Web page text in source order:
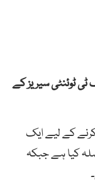
ٹوئنٹی سیریز کے
کے لیے ایک
کا فیصلہ کیا ہے جبکہ